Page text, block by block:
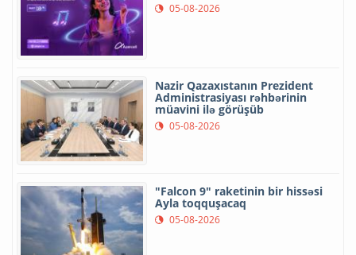
05-08-2026
Nazir Qazaxıstanın Prezident
Administrasiyası rəhbərinin
müavini ilə görüşüb
05-08-2026
"Falcon 9" raketinin bir hissəsi
Ayla toqquşacaq
05-08-2026